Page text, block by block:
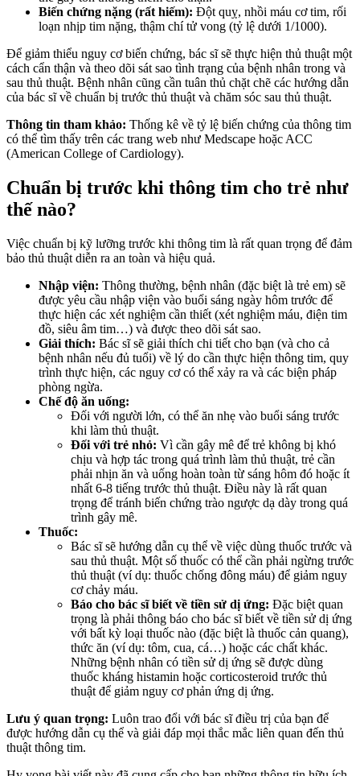
Biến chứng nặng (rất hiếm): Đột quỵ, nhồi máu cơ tim, rối
loạn nhịp tim nặng, thậm chí tử vong (tỷ lệ dưới 1/1000).
Để giảm thiểu nguy cơ biến chứng, bác sĩ sẽ thực hiện thủ thuật một
cách cẩn thận và theo dõi sát sao tình trạng của bệnh nhân trong và
sau thủ thuật. Bệnh nhân cũng cần tuân thủ chặt chẽ các hướng dẫn
của bác sĩ về chuẩn bị trước thủ thuật và chăm sóc sau thủ thuật.
Thông tin tham khảo: Thống kê về tỷ lệ biến chứng của thông tim
có thể tìm thấy trên các trang web như Medscape hoặc ACC
(American College of Cardiology).
Chuẩn bị trước khi thông tim cho trẻ như
thế nào?
Việc chuẩn bị kỹ lưỡng trước khi thông tim là rất quan trọng để đảm
bảo thủ thuật diễn ra an toàn và hiệu quả.
Nhập viện: Thông thường, bệnh nhân (đặc biệt là trẻ em) sẽ
được yêu cầu nhập viện vào buổi sáng ngày hôm trước để
thực hiện các xét nghiệm cần thiết (xét nghiệm máu, điện tim
đồ, siêu âm tim…) và được theo dõi sát sao.
Giải thích: Bác sĩ sẽ giải thích chi tiết cho bạn (và cho cả
bệnh nhân nếu đủ tuổi) về lý do cần thực hiện thông tim, quy
trình thực hiện, các nguy cơ có thể xảy ra và các biện pháp
phòng ngừa.
Chế độ ăn uống:
Đối với người lớn, có thể ăn nhẹ vào buổi sáng trước
khi làm thủ thuật.
Đối với trẻ nhỏ: Vì cần gây mê để trẻ không bị khó
chịu và hợp tác trong quá trình làm thủ thuật, trẻ cần
phải nhịn ăn và uống hoàn toàn từ sáng hôm đó hoặc ít
nhất 6-8 tiếng trước thủ thuật. Điều này là rất quan
trọng để tránh biến chứng trào ngược dạ dày trong quá
trình gây mê.
Thuốc:
Bác sĩ sẽ hướng dẫn cụ thể về việc dùng thuốc trước và
sau thủ thuật. Một số thuốc có thể cần phải ngừng trước
thủ thuật (ví dụ: thuốc chống đông máu) để giảm nguy
cơ chảy máu.
Báo cho bác sĩ biết về tiền sử dị ứng: Đặc biệt quan
trọng là phải thông báo cho bác sĩ biết về tiền sử dị ứng
với bất kỳ loại thuốc nào (đặc biệt là thuốc cản quang),
thức ăn (ví dụ: tôm, cua, cá…) hoặc các chất khác.
Những bệnh nhân có tiền sử dị ứng sẽ được dùng
thuốc kháng histamin hoặc corticosteroid trước thủ
thuật để giảm nguy cơ phản ứng dị ứng.
Lưu ý quan trọng: Luôn trao đổi với bác sĩ điều trị của bạn để
được hướng dẫn cụ thể và giải đáp mọi thắc mắc liên quan đến thủ
thuật thông tim.